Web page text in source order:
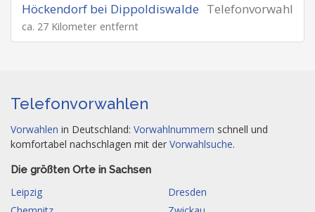
Telefonvorwahl
Höckendorf bei Dippoldiswalde
ca. 27 Kilometer entfernt
Telefonvorwahlen
Vorwahlen in Deutschland: Vorwahlnummern schnell und
komfortabel nachschlagen mit der Vorwahlsuche.
Die größten Orte in Sachsen
Leipzig
Dresden